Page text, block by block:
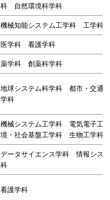
科 自然環境科学科
機械知能システム工学科 工学科
医学科 看護学科
薬学科 創薬科学科
地球システム科学科 都市・交通
学科
機械システム工学科 電気電子工
境・社会基盤工学科 生物工学科
データサイエンス学科 情報シス
科
看護学科